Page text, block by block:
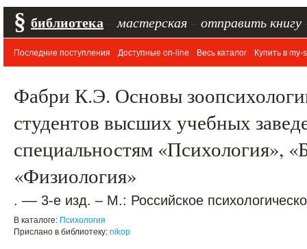
§ библиотека мастерская отправить книгу
Последние поступления Доступные on-line Весь каталог Купить в my-
Фабри К.Э. Основы
студентов высших учебных
специальностям «Психология»,
«Физиология»
. –– 3-е изд. – М.: Российское
В каталоге: Психология
Прислано в библиотеку: nikop